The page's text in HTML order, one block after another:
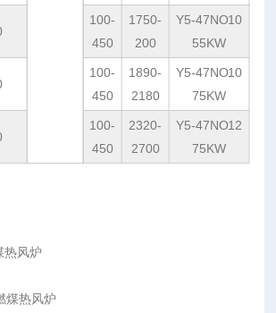
100-
450
1750-
200
Y5-47NO10
55KW
100-
450
1890-
2180
Y5-47NO10
75KW
100-
450
2320-
2700
Y5-47NO12
75KW
热风炉